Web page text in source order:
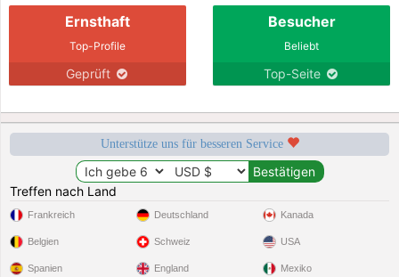
Ernsthaft
Top-Profile
Geprüft
Besucher
Beliebt
Top-Seite
Unterstütze uns für besseren Service
Treffen nach Land
Frankreich
Belgien
Spanien
Deutschland
Schweiz
England
Kanada
USA
Mexiko